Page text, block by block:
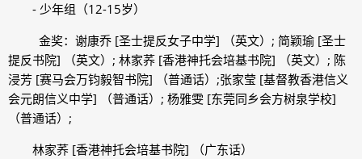
- 少年组（12-15岁）
金奖：谢康乔 [圣士提反女子中学] （英文）; 简颖瑜 [圣士
提反书院] （英文）; 林家荞 [香港神托会培基书院] （英文）; 陈
浸芳 [赛马会万钧毅智书院] （普通话）;张家莹 [基督教香港信义
会元朗信义中学] （普通话）; 杨雅雯 [东莞同乡会方树泉学校]
（普通话）;
林家荞 [香港神托会培基书院] （广东话）